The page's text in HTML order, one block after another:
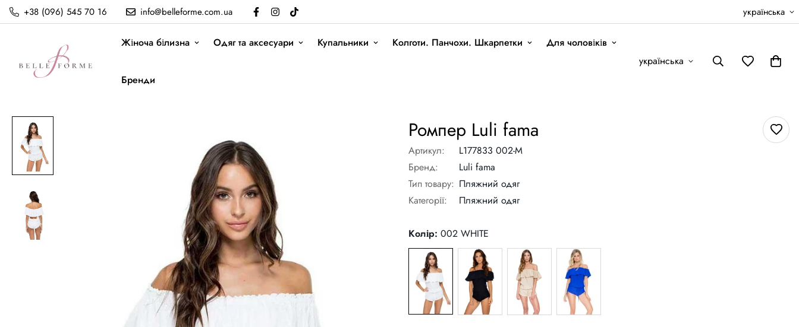
+38 (096) 545 70 16 info@belleforme.com.ua українська
Жіноча білизна Одяг та аксесуари Купальники Колготи. Панчохи. Шкарпетки Для чоловіків
Бренди
українська
Ромпер Luli fama
Ромпер Luli fama
Артикул:
L177833 002-M
Бренд:
Luli fama
Тип товару: Пляжний одяг
Категорії:
Пляжний одяг
Колір: 002 WHITE